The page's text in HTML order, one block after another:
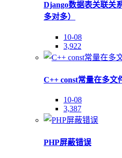
Django数据表关联关
多对多）
10-08
3,922
C++ const常量在多文
10-08
3,387
PHP屏蔽错误